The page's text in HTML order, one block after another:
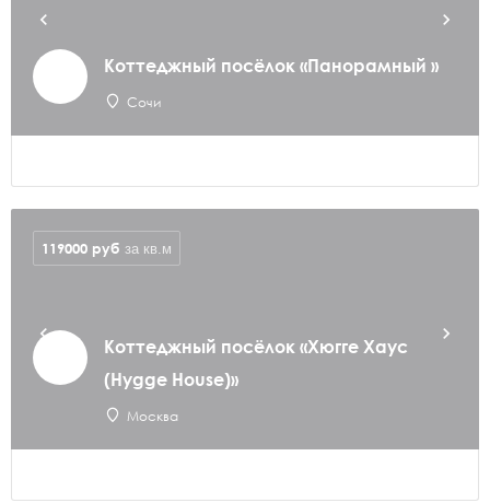
Коттеджный посёлок «Панорамный »
Сочи
Коттеджный посёлок «Хюгге Хаус
(Hygge House)»
Москва
119000 руб за кв.м